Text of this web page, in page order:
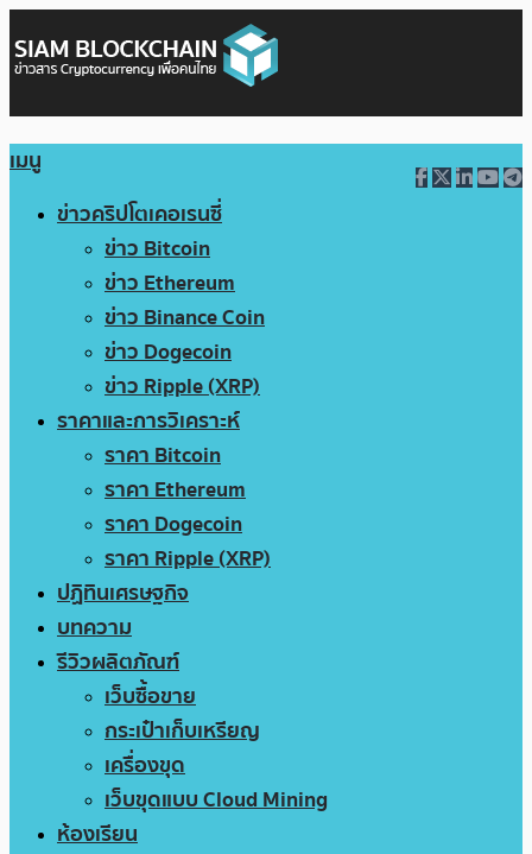
เมนู
ข่าวคริปโตเคอเรนซี่
ข่าว Bitcoin
ข่าว Ethereum
ข่าว Binance Coin
ข่าว Dogecoin
ข่าว Ripple (XRP)
ราคาและการวิเคราะห์
ราคา Bitcoin
ราคา Ethereum
ราคา Dogecoin
ราคา Ripple (XRP)
ปฏิทินเศรษฐกิจ
บทความ
รีวิวผลิตภัณฑ์
เว็บซื้อขาย
กระเป๋าเก็บเหรียญ
เครื่องขุด
เว็บขุดแบบ Cloud Mining
ห้องเรียน